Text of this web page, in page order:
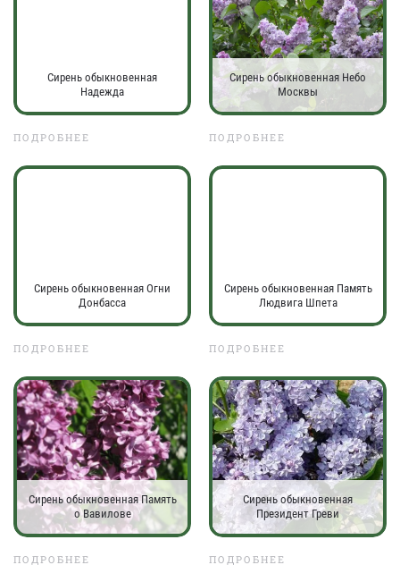
Сирень обыкновенная
Надежда
ПОДРОБНЕЕ
Сирень обыкновенная Небо
Москвы
ПОДРОБНЕЕ
Сирень обыкновенная Огни
Донбасса
ПОДРОБНЕЕ
Сирень обыкновенная Память
Людвига Шпета
ПОДРОБНЕЕ
Сирень обыкновенная Память
о Вавилове
ПОДРОБНЕЕ
Сирень обыкновенная
Президент Греви
ПОДРОБНЕЕ